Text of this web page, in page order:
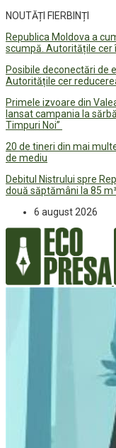
NOUTĂȚI FIERBINȚI
Republica Moldova a
scumpă. Autoritățile cer
Posibile deconectări de
Autoritățile cer
Primele izvoare din
lansat campania la
Timpuri Noi”
20 de tineri din mai
de mediu
Debitul Nistrului spre
două săptămâni la 85
6 august 2026